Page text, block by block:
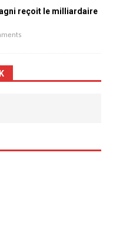
reçoit le milliardaire